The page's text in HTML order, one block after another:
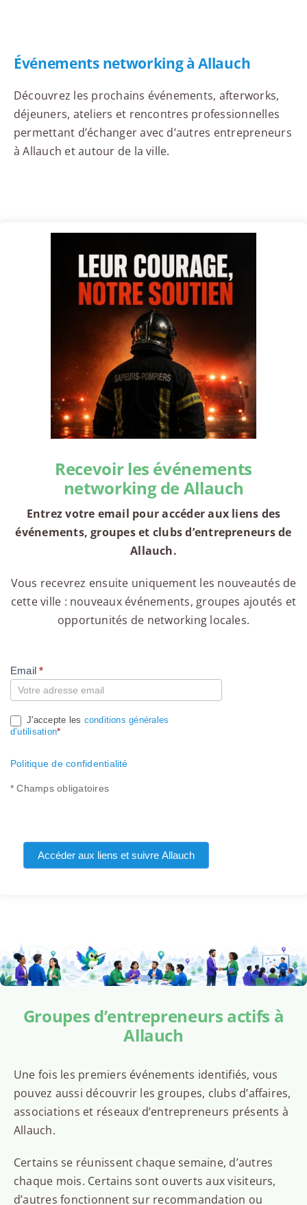
Événements networking à Allauch
Découvrez les prochains événements, afterworks,
déjeuners, ateliers et rencontres professionnelles
permettant d’échanger avec d’autres entrepreneurs
à Allauch et autour de la ville.
Recevoir les événements
networking de Allauch
Entrez votre email pour accéder aux liens des
événements, groupes et clubs d’entrepreneurs de
Allauch.
Vous recevrez ensuite uniquement les nouveautés de
cette ville : nouveaux événements, groupes ajoutés et
opportunités de networking locales.
Compte
Email*
J'accepte les conditions générales
d’utilisation*
Politique de confidentialité
* Champs obligatoires
Accéder aux liens et suivre Allauch
Groupes d’entrepreneurs actifs à
Allauch
Une fois les premiers événements identifiés, vous
pouvez aussi découvrir les groupes, clubs d’affaires,
associations et réseaux d’entrepreneurs présents à
Allauch.
Certains se réunissent chaque semaine, d’autres
chaque mois. Certains sont ouverts aux visiteurs,
d’autres fonctionnent sur recommandation ou